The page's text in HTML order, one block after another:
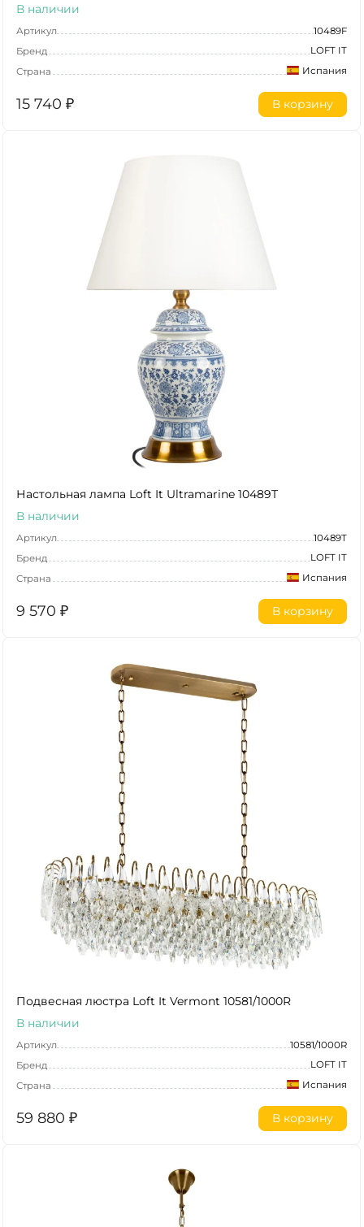
В наличии
Артикул
10489F
Бренд
LOFT IT
Страна
Испания
15 740 ₽ В корзину
Настольная лампа Loft It Ultramarine 10489T
В наличии
Артикул
10489T
Бренд
LOFT IT
Страна
Испания
9 570 ₽ В корзину
Подвесная люстра Loft It Vermont 10581/1000R
В наличии
Артикул
10581/1000R
Бренд
LOFT IT
Страна
Испания
59 880 ₽ В корзину